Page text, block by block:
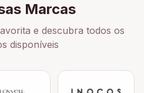
Marcas
e descubra todos os
disponíveis